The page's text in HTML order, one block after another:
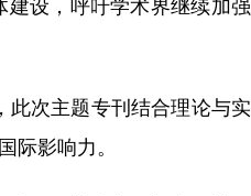
设，呼吁学术界继续加强
次主题专刊结合理论与实
际影响力。